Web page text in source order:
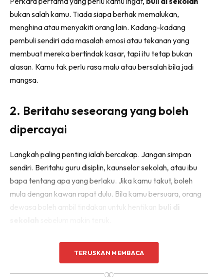
bukan salah kamu. Tiada siapa berhak memalukan,
menghina atau menyakiti orang lain. Kadang-kadang
pembuli sendiri ada masalah emosi atau tekanan yang
membuat mereka bertindak kasar, tapi itu tetap bukan
alasan. Kamu tak perlu rasa malu atau bersalah bila jadi
mangsa.
2. Beritahu seseorang yang boleh
dipercayai
Langkah paling penting ialah bercakap. Jangan simpan
sendiri. Beritahu guru disiplin, kaunselor sekolah, atau ibu
bapa tentang apa yang berlaku. Jika kamu takut, boleh
mula dengan kawan rapat dulu. Bila kamu bersuara, orang
TERUSKAN MEMBACA
∞